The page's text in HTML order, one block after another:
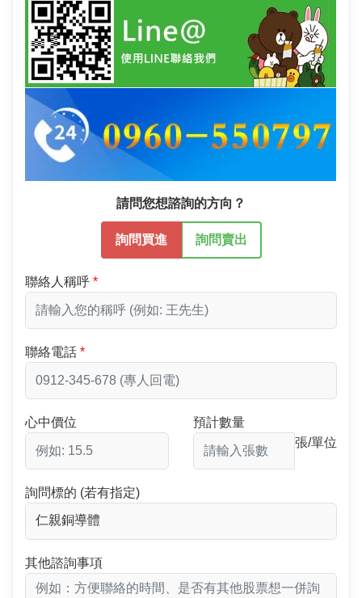
請問您想諮詢的方向？
詢問買進 詢問賣出
聯絡人稱呼
聯絡電話
心中價位
預計數量
張/單位
詢問標的 (若有指定)
其他諮詢事項